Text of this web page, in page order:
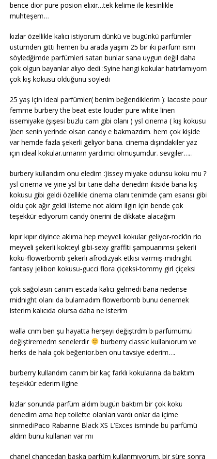
bence dior pure posion elixir…tek kelime ile kesinlikle
muhteşem…
kızlar özellikle kalıcı istiyorum dünkü ve bugünkü parfümler
üstümden gitti hemen bu arada yaşım 25 bir iki parfüm ismi
söyledğimde parfümleri satan bunlar sana uygun değil daha
çok olgun bayanlar alıyo dedi :Syine hangi kokular hatırlamıyom
çok kış kokusu olduğunu söyledi
25 yaş için ideal parfümler( benim beğendiklerim ): lacoste pour
femme burbery the beat este louder pure white linen
issemiyake (şişesi buzlu cam gibi olanı ) ysl cinema ( kış kokusu
)ben senin yerinde olsan candy e bakmazdım. hem çok kişide
var hemde fazla şekerli geliyor bana. cinema dışındakiler yaz
için ideal kokular.umarım yardımcı olmuşumdur. sevgiler…..
burbery kullandım onu eledim :)issey miyake odunsu koku mu ?
ysl cinema ve yine ysl bir tane daha denedim ikiside bana kış
kokusu gibi geldi özellikle cinema olanı tenimde çam esansı gibi
oldu çok ağır geldi listeme not aldım ilgin için bende çok
teşekkür ediyorum candy önerini de dikkate alacağım
kıpır kıpır diyince aklıma hep meyveli kokular geliyor-rock’in rio
meyveli şekerli kokteyl gibi-sexy graffiti şampuanımsı şekerli
koku-flowerbomb şekerli afrodizyak etkisi varmış-midnight
fantasy jelibon kokusu-gucci flora çiçeksi-tommy girl çiçeksi
çok sağolasın canım escada kalıcı gelmedi bana nedense
midnight olanı da bulamadım flowerbomb bunu denemek
isterim kalıcıda olursa daha ne isterim
walla cnm ben şu hayatta herşeyi değiştrdm b parfümümü
değiştiremedm senelerdir
burberry classic kullanıorum ve
herks de hala çok beğenior.ben onu tavsiye ederim….
burberry kullandım canım bir kaç farklı kokularına da baktım
teşekkür ederim ilgine
kızlar sonunda parfüm aldım bugün baktım bir çok koku
denedim ama hep toilette olanları vardı onlar da içime
sinmediPaco Rabanne Black XS L’Exces isminde bu parfümü
aldım bunu kullanan var mı
chanel chancedan başka parfüm kullanmıyorum. bir süre sonra